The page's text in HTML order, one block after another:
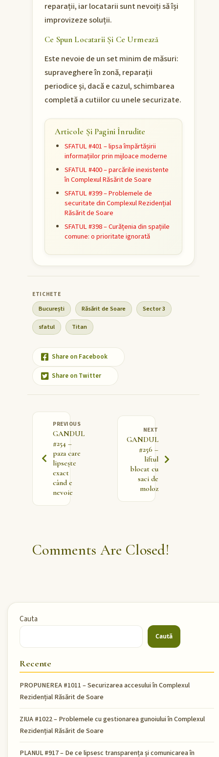
reparații, iar locatarii sunt nevoiți să își
improvizeze soluții.
Ce Spun Locatarii Și Ce Urmează
Este nevoie de un set minim de măsuri:
supraveghere în zonă, reparații
periodice și, dacă e cazul, schimbarea
completă a cutiilor cu unele securizate.
Articole Și Pagini Înrudite
SFATUL #401 – lipsa împărtășirii
informațiilor prin mijloace moderne
SFATUL #400 – parcările inexistente
în Complexul Răsărit de Soare
SFATUL #399 – Problemele de
securitate din Complexul Rezidențial
Răsărit de Soare
SFATUL #398 – Curățenia din spațiile
comune: o prioritate ignorată
București Răsărit de Soare Sector 3
sfatul Titan
Share on Facebook
Share on Twitter
PREVIOUS
GANDUL
#254 –
paza care
lipsește
exact
când e
nevoie
NEXT
GANDUL
#256 –
liftul
blocat cu
saci de
moloz
Comments Are Closed!
Cauta
Caută
Recente
PROPUNEREA #1011 – Securizarea accesului în Complexul
Rezidențial Răsărit de Soare
ZIUA #1022 – Problemele cu gestionarea gunoiului în Complexul
Rezidențial Răsărit de Soare
PLANUL #917 – De ce lipsesc transparența și comunicarea în